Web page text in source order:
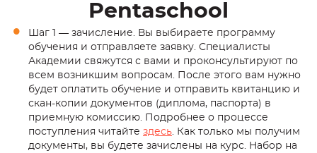
Pentaschool
Шаг 1 — зачисление. Вы выбираете программу
обучения и отправляете заявку. Специалисты
Академии свяжутся с вами и проконсультируют по
всем возникшим вопросам. После этого вам нужно
будет оплатить обучение и отправить квитанцию и
скан-копии документов (диплома, паспорта) в
приемную комиссию. Подробнее о процессе
поступления читайте здесь. Как только мы получим
документы, вы будете зачислены на курс. Набор на